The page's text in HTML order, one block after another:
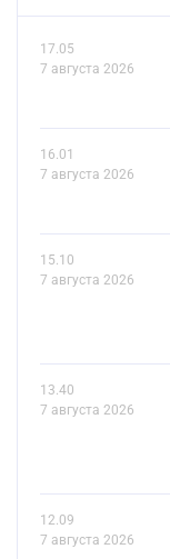
17.05
7 августа 2026
16.01
7 августа 2026
15.10
7 августа 2026
13.40
7 августа 2026
12.09
7 августа 2026